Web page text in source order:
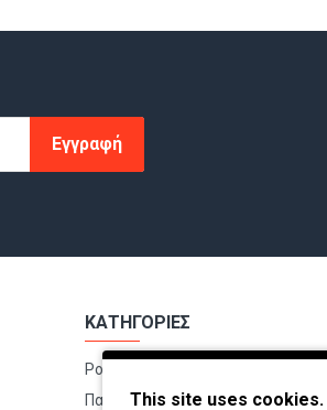
Εγγραφή
ΚΑΤΗΓΟΡΙΕΣ
Ρούχα Εργασίας
Παπούτσια Εργασίας
This site uses cookies.